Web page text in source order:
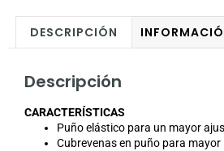
DESCRIPCIÓN
Descripción
CARACTERÍSTICAS
Puño elástico para un mayor
Cubrevenas en puño para